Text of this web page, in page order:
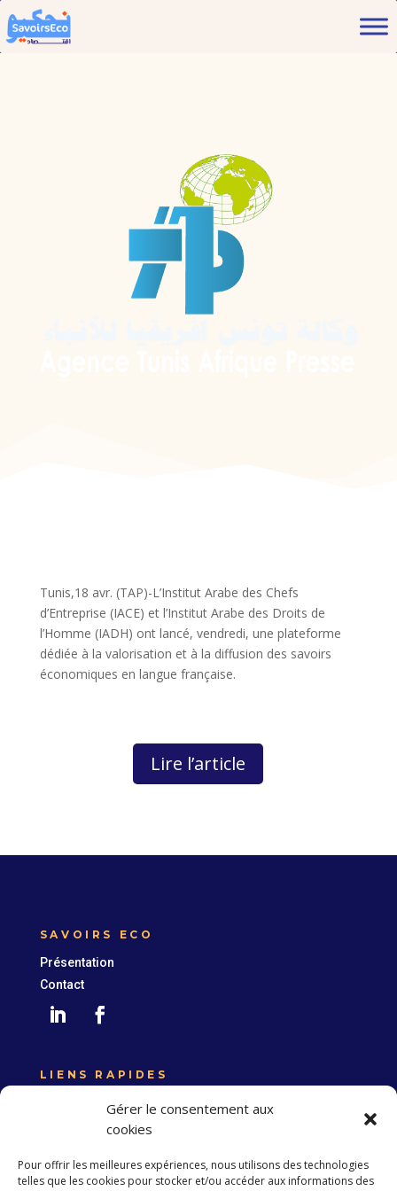
Gérer le consentement aux
cookies
Pour offrir les meilleures expériences, nous utilisons des technologies
telles que les cookies pour stocker et/ou accéder aux informations des
Tunis,18 avr. (TAP)-L’Institut Arabe des Chefs
d’Entreprise (IACE) et l’Institut Arabe des Droits de
l’Homme (IADH) ont lancé, vendredi, une plateforme
dédiée à la valorisation et à la diffusion des savoirs
économiques en langue française.
Lire l’article
SAVOIRS ECO
Présentation
Contact
LIENS RAPIDES
Expertise France
Union européenne